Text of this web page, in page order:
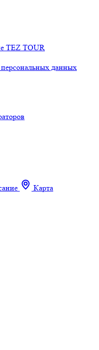
TEZ TOUR
персональных данных
Карта